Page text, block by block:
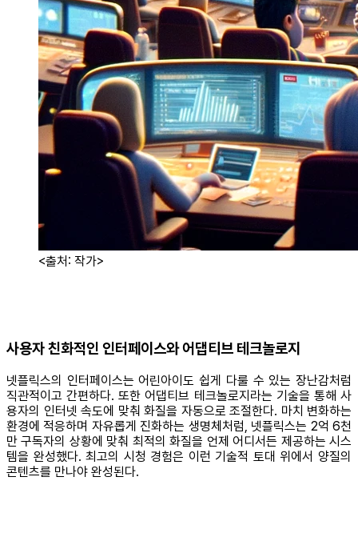
<출처: 작가>
사용자 친화적인 인터페이스와 어댑티브 테크놀로지
넷플릭스의 인터페이스는 어린아이도 쉽게 다룰 수 있는 장난감처럼
직관적이고 간편하다. 또한 어댑티브 테크놀로지라는 기술을 통해 사
용자의 인터넷 속도에 맞춰 화질을 자동으로 조절한다. 마치 변화하는
환경에 적응하며 자유롭게 진화하는 생명체처럼, 넷플릭스는 2억 6천
만 구독자의 상황에 맞춰 최적의 화질을 언제 어디서든 제공하는 시스
템을 완성했다. 최고의 시청 경험은 이런 기술적 토대 위에서 양질의
콘텐츠를 만나야 완성된다.